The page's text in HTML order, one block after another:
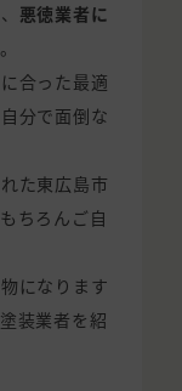
悪徳業者に
合った最適
分で面倒な
た東広島市
ちろんご自
になります
装業者を紹